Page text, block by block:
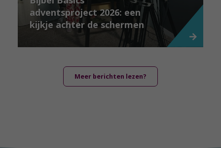
adventsproject 2026: een
kijkje achter de schermen
Meer berichten lezen?